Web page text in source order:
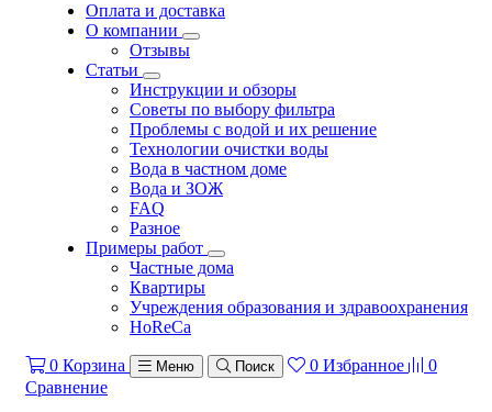
Оплата и доставка
О компании
Отзывы
Статьи
Инструкции и обзоры
Советы по выбору фильтра
Проблемы с водой и их решение
Технологии очистки воды
Вода в частном доме
Вода и ЗОЖ
FAQ
Разное
Примеры работ
Частные дома
Квартиры
Учреждения образования и здравоохранения
HoReCa
0 Корзина Меню Поиск 0 Избранное
0
Сравнение